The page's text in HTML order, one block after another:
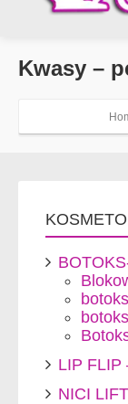
Kwasy –
LIP FLIP
NICI